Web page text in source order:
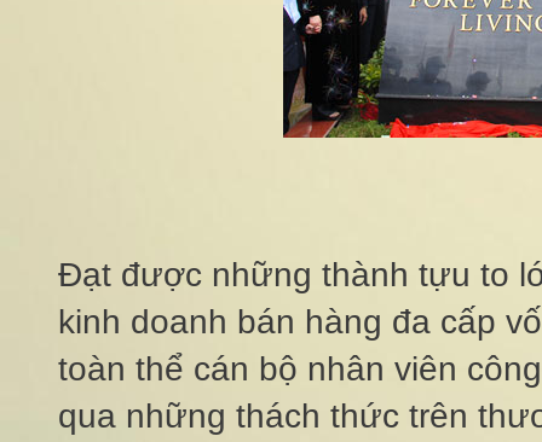
Đạt được những thành tựu to
kinh doanh bán hàng đa cấp
toàn thể cán bộ nhân viên
qua những thách thức trên